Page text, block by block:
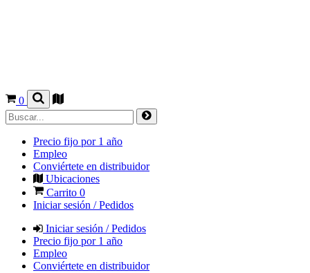
0
Precio fijo por 1 año
Empleo
Conviértete en distribuidor
Ubicaciones
Carrito 0
Iniciar sesión / Pedidos
Iniciar sesión / Pedidos
Precio fijo por 1 año
Empleo
Conviértete en distribuidor